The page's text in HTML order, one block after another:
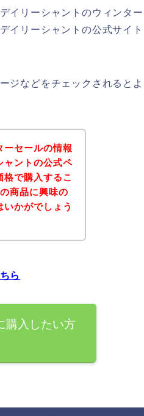
イリーシャントのウィンター
イリーシャントの公式サイト
ジなどをチェックされるとよ
ーセールの情報
ャントの公式ペ
で購入するこ
商品に興味の
かがでしょう
ら
購入したい方